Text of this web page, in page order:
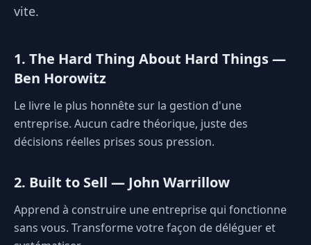
vite.
1. The Hard Thing About Hard Things —
Ben Horowitz
Le livre le plus honnête sur la gestion d'une
entreprise. Aucun cadre théorique, juste des
décisions réelles prises sous pression.
2. Built to Sell — John Warrillow
Apprend à construire une entreprise qui fonctionne
sans vous. Transforme votre façon de déléguer et